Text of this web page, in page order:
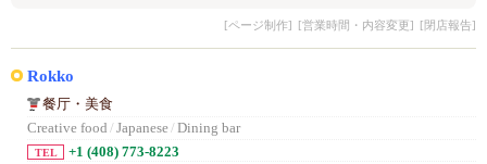
[ページ制作] [営業時間・内容変更] [閉店報告]
Rokko
餐厅・美食
Creative food / Japanese/ Dining bar
TEL +1 (408) 773-8223